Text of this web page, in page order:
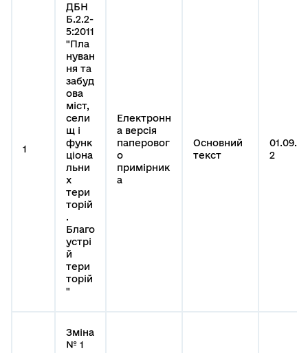
1
ДБН
Б.2.2-
5:2011
"Пла
нуван
ня та
забуд
ова
міст,
сели
щ і
функ
ціона
льни
х
тери
торій
.
Благо
устрі
й
тери
торій
"
Електронн
а версія
паперовог
о
примірник
а
Основний
текст
2
Зміна
№ 1